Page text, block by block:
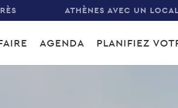
ATHÈNES AVEC UN LOCAL
AGENDA PLANIFIEZ